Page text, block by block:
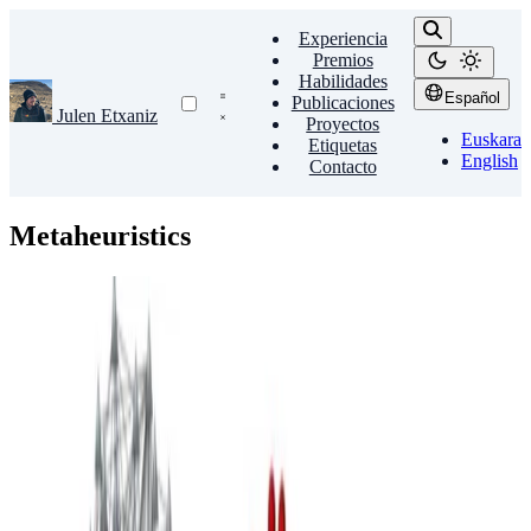
Julen Etxaniz
Experiencia
Premios
Habilidades
Publicaciones
Proyectos
Etiquetas
Contacto
Español
Euskara
English
Metaheuristics
Community Detection
NIPS kongresuko autoreen komunitateak detektatzen
metaheuristikoak erabiliz.